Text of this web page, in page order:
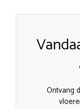
Ontvang